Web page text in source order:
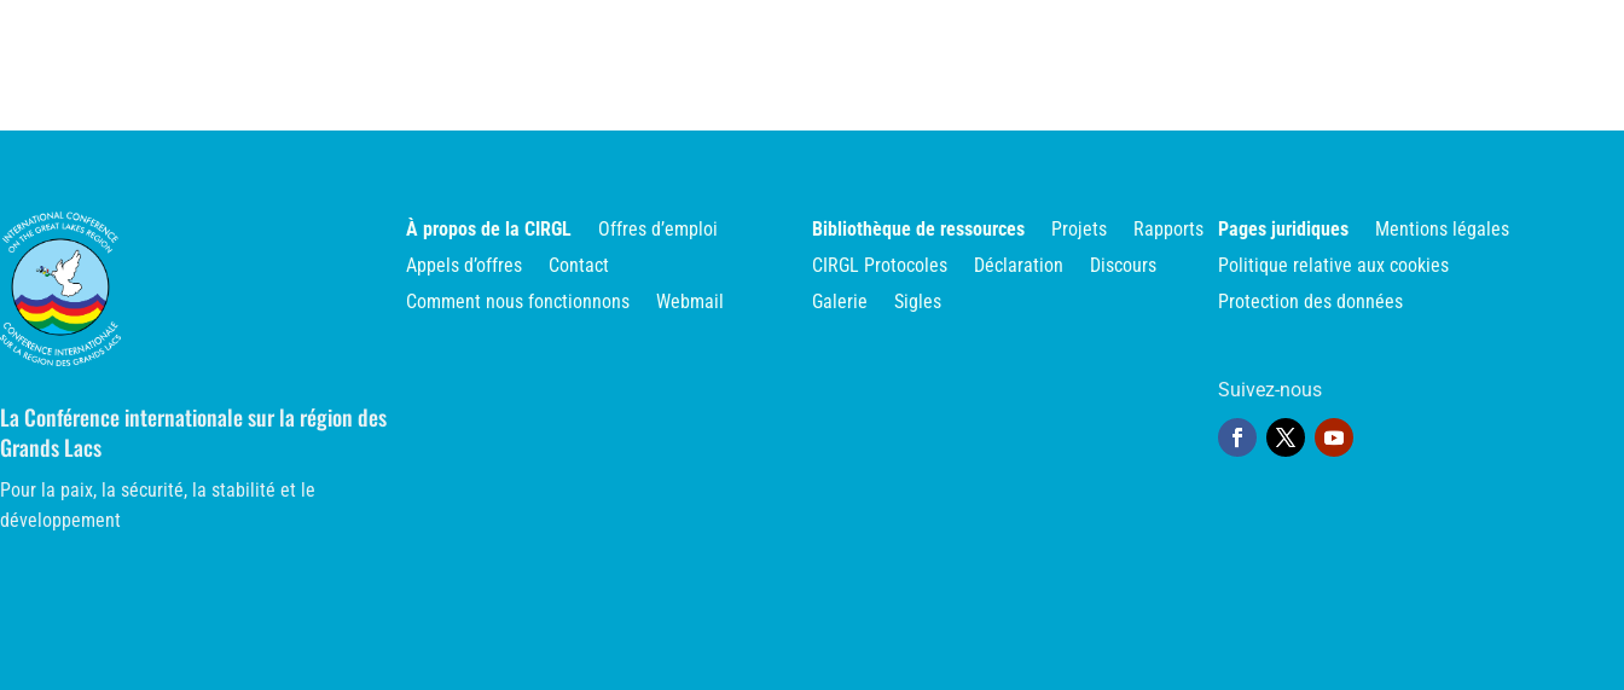
La Conférence internationale sur la région des
Grands Lacs
Pour la paix, la sécurité, la stabilité et le
développement
À propos de la CIRGL
Offres d’emploi
Appels d’offres
Contact
Comment nous fonctionnons
Webmail
Bibliothèque de ressources Projets
Rapports
CIRGL Protocoles
Déclaration
Discours
Galerie
Sigles
Pages juridiques
Mentions légales
Politique relative aux cookies
Protection des données
Suivez-nous